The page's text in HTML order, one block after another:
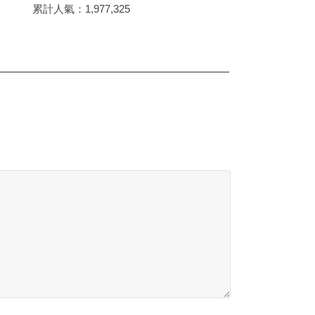
累計人氣： 1,977,325